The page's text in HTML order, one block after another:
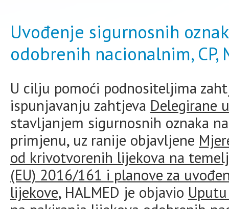
Uvođenje sigurnosnih
odobrenih nacionalnim, CP,
U cilju pomoći podnositeljima
ispunjavanju zahtjeva Delegirane
stavljanjem sigurnosnih oznaka
primjenu, uz ranije objavljene
od krivotvorenih lijekova na
(EU) 2016/161 i planove za
lijekove, HALMED je objavio